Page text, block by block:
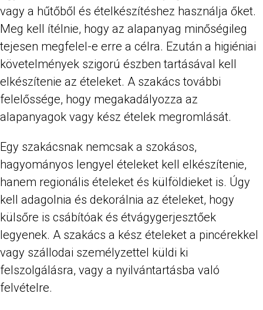
vagy a hűtőből és ételkészítéshez használja őket.
Meg kell ítélnie, hogy az alapanyag minőségileg
tejesen megfelel-e erre a célra. Ezután a higiéniai
követelmények szigorú észben tartásával kell
elkészítenie az ételeket. A szakács további
felelőssége, hogy megakadályozza az
alapanyagok vagy kész ételek megromlását.
Egy szakácsnak nemcsak a szokásos,
hagyományos lengyel ételeket kell elkészítenie,
hanem regionális ételeket és külföldieket is. Úgy
kell adagolnia és dekorálnia az ételeket, hogy
külsőre is csábítóak és étvágygerjesztőek
legyenek. A szakács a kész ételeket a pincérekkel
vagy szállodai személyzettel küldi ki
felszolgálásra, vagy a nyilvántartásba való
felvételre.